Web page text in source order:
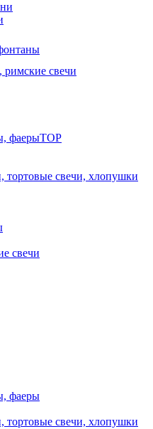
свечи
фаерыTOP
тортовые свечи, хлопушки
свечи
фаеры
тортовые свечи, хлопушки